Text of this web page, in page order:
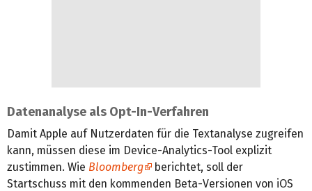
Datenanalyse als Opt-In-Verfahren
Damit Apple auf Nutzerdaten für die Textanalyse zugreifen
kann, müssen diese im Device-Analytics-Tool explizit
zustimmen. Wie Bloomberg
berichtet, soll der
Startschuss mit den kommenden Beta-Versionen von iOS